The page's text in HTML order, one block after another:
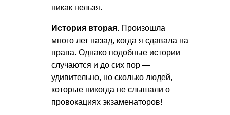
никак нельзя.
История вторая. Произошла
много лет назад, когда я сдавала на
права. Однако подобные истории
случаются и до сих пор —
удивительно, но сколько людей,
которые никогда не слышали о
провокациях экзаменаторов!